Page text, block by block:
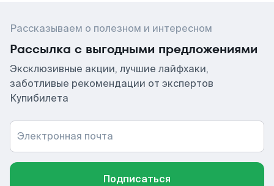
Рассказываем о полезном и интересном
Рассылка с выгодными предложениями
Эксклюзивные акции, лучшие лайфхаки,
заботливые рекомендации от экспертов
Купибилета
Электронная почта
Подписаться